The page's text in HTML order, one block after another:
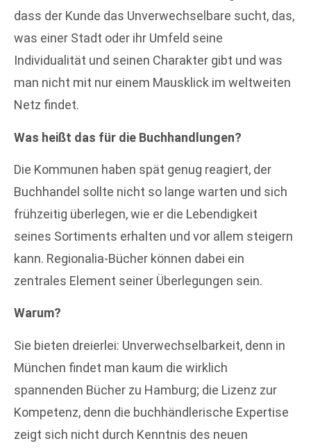
dass der Kunde das Unverwechselbare sucht, das,
was einer Stadt oder ihr Umfeld seine
Individualität und seinen Charakter gibt und was
man nicht mit nur einem Mausklick im weltweiten
Netz findet.
Was heißt das für die Buchhandlungen?
Die Kommunen haben spät genug reagiert, der
Buchhandel sollte nicht so lange warten und sich
frühzeitig überlegen, wie er die Lebendigkeit
seines Sortiments erhalten und vor allem steigern
kann. Regionalia-Bücher können dabei ein
zentrales Element seiner Überlegungen sein.
Warum?
Sie bieten dreierlei: Unverwechselbarkeit, denn in
München findet man kaum die wirklich
spannenden Bücher zu Hamburg; die Lizenz zur
Kompetenz, denn die buchhändlerische Expertise
zeigt sich nicht durch Kenntnis des neuen